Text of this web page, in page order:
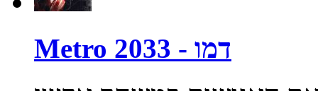
Metro 2033 - דמו